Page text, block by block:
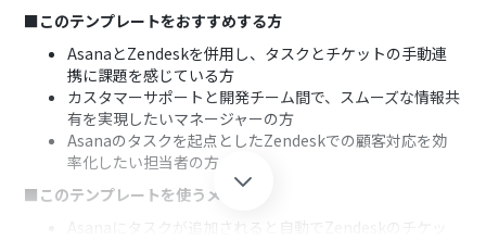
■このテンプレートをおすすめする方
AsanaとZendeskを併用し、タスクとチケットの手動連
携に課題を感じている方
カスタマーサポートと開発チーム間で、スムーズな情報共
有を実現したいマネージャーの方
Asanaのタスクを起点としたZendeskでの顧客対応を効
率化したい担当者の方
■このテンプレートを使うメリット
Asanaにタスクが追加されると自動でZendeskのチケッ